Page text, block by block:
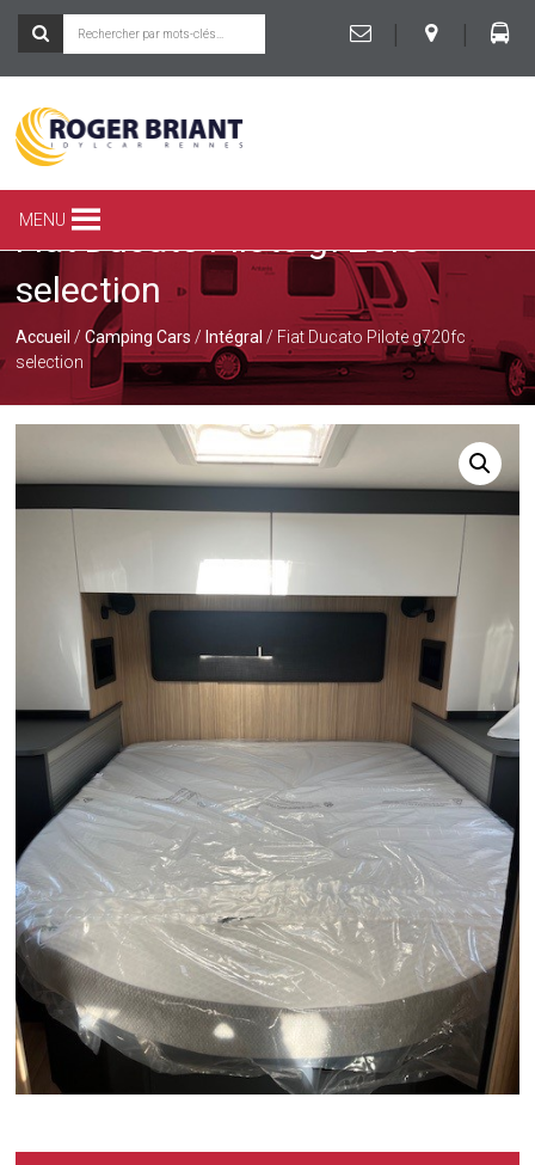
|
|
ROGER
BRIANT
SPÉCIALISTE
CAR
ET
DE
LA
RENNES
MENU
Fiat Ducato Pilote g720fc
selection
Accueil /Camping Cars / Intégral / Fiat Ducato Pilote g720fc
selection